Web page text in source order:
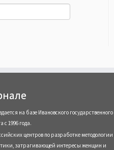
на базе Ивановского государственного
с 1996 года.
центров по разработке методологии
затрагивающей интересы женщин и